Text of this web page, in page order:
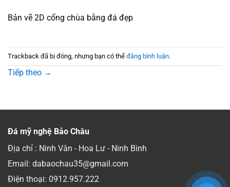
Bản vẽ 2D cổng chùa bằng đá đẹp
Trackback đã bị đóng, nhưng bạn có thể đăng bình luận.
Tiếp theo →
Đá mỹ nghệ Bảo Châu
Địa chỉ : Ninh Vân - Hoa Lư - Ninh Bình
Email: dabaochau35@gmail.com
Điện thoại: 0912.957.222